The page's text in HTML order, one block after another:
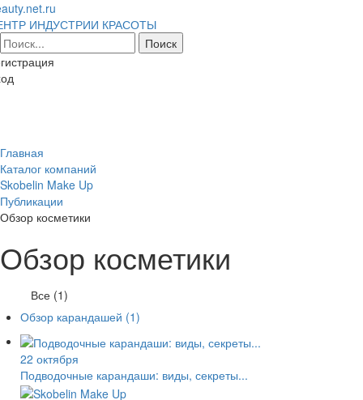
ИНДУСТРИИ КРАСОТЫ
Главная
Каталог компаний
Skobelin Make Up
Публикации
Обзор косметики
Обзор косметики
Все (1)
Обзор карандашей (1)
22 октября
Подводочные карандаши: виды, секреты...